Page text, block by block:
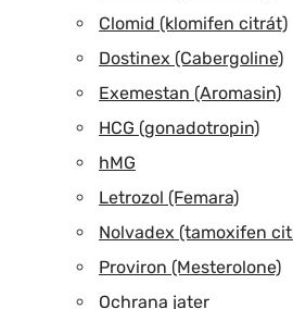
Clomid (klomifen citrát)
Dostinex (Cabergoline)
Exemestan (Aromasin)
HCG (gonadotropin)
hMG
Letrozol (Femara)
Nolvadex (tamoxifen
Proviron (Mesterolone)
Ochrana jater